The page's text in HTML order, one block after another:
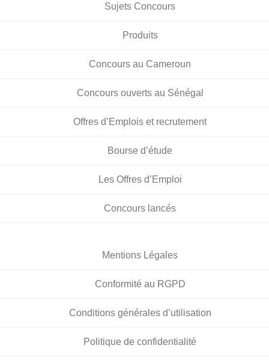
Sujets Concours
Produits
Concours au Cameroun
Concours ouverts au Sénégal
Offres d’Emplois et recrutement
Bourse d’étude
Les Offres d’Emploi
Concours lancés
Mentions Légales
Conformité au RGPD
Conditions générales d’utilisation
Politique de confidentialité